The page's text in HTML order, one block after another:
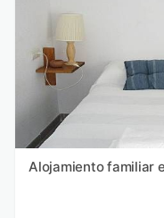
Alojamiento familiar